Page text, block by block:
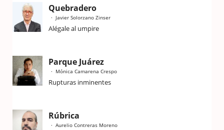
Quebradero
Javier Solorzano Zinser
Alégale al umpire
Parque Juárez
Mónica Camarena Crespo
Rupturas inminentes
Rúbrica
Aurelio Contreras Moreno